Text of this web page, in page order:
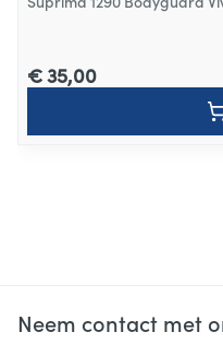
€ 35,00
Neem contact met